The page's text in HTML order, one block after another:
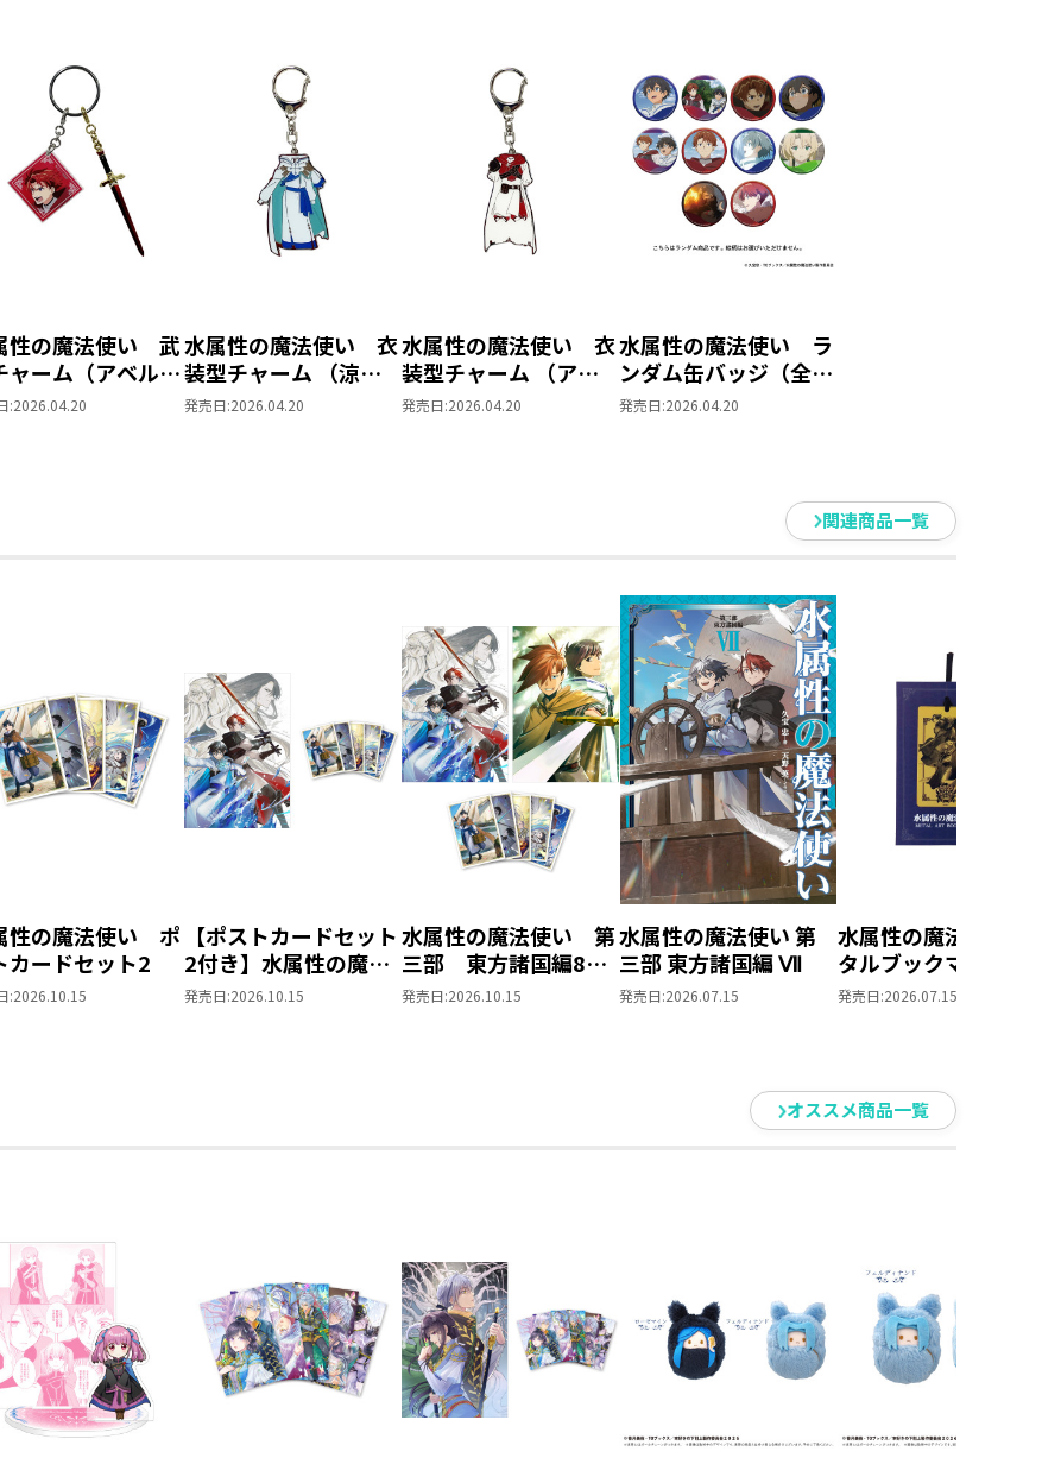
性の魔法使い 武
ャーム（アベル）
メグッズ】
:2026.04.20
水属性の魔法使い 衣
装型チャーム （涼）
【アニメグッズ】
発売日:2026.04.20
水属性の魔法使い 衣
装型チャーム （アベ
ル）【アニメグッズ】
発売日:2026.04.20
水属性の魔法使い ラ
ンダム缶バッジ（全
10種）【アニメグッ
発売日:2026.04.20
関連商品一覧
性の魔法使い ポ
カードセット2
:2026.10.15
【ポストカードセット
2付き】水属性の魔法
使い 第三部 東方諸
発売日:2026.10.15
水属性の魔法使い 第
三部 東方諸国編8
同時発売まとめ買いセ
発売日:2026.10.15
水属性の魔法使い 第
三部 東方諸国編 Ⅶ
発売日:2026.07.15
水属性の魔法使い
タルブックマーク
発売日:2026.07.15
オススメ商品一覧